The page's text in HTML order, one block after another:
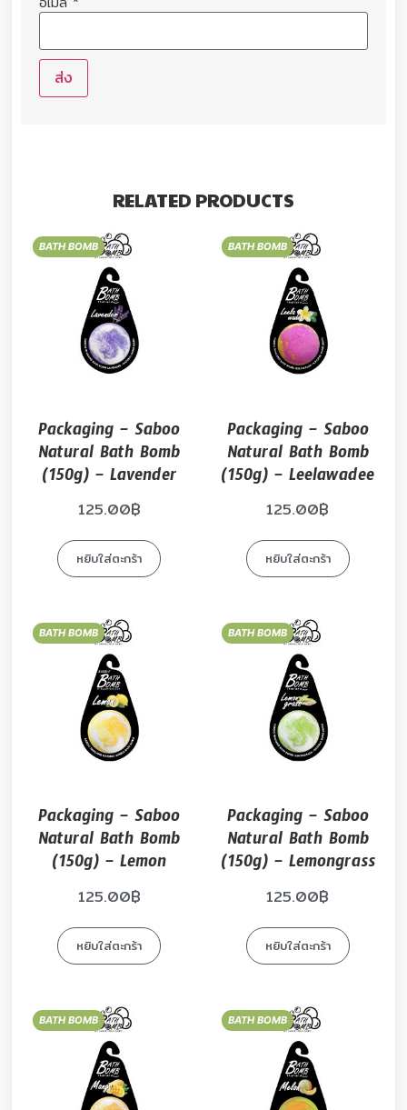
RELATED PRODUCTS
BATH BOMB
Packaging – Saboo
Natural Bath Bomb
(150g) – Lavender
125.00฿
หยิบใส่ตะกร้า
BATH BOMB
Packaging – Saboo
Natural Bath Bomb
(150g) – Leelawadee
125.00฿
หยิบใส่ตะกร้า
BATH BOMB
Packaging – Saboo
Natural Bath Bomb
(150g) – Lemon
125.00฿
หยิบใส่ตะกร้า
BATH BOMB
Packaging – Saboo
Natural Bath Bomb
(150g) – Lemongrass
125.00฿
หยิบใส่ตะกร้า
BATH BOMB BATH BOMB